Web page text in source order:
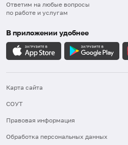
Ответим на любые вопросы
по работе и услугам
В приложении удобнее
Карта сайта
СОУТ
Правовая информация
Обработка персональных данных